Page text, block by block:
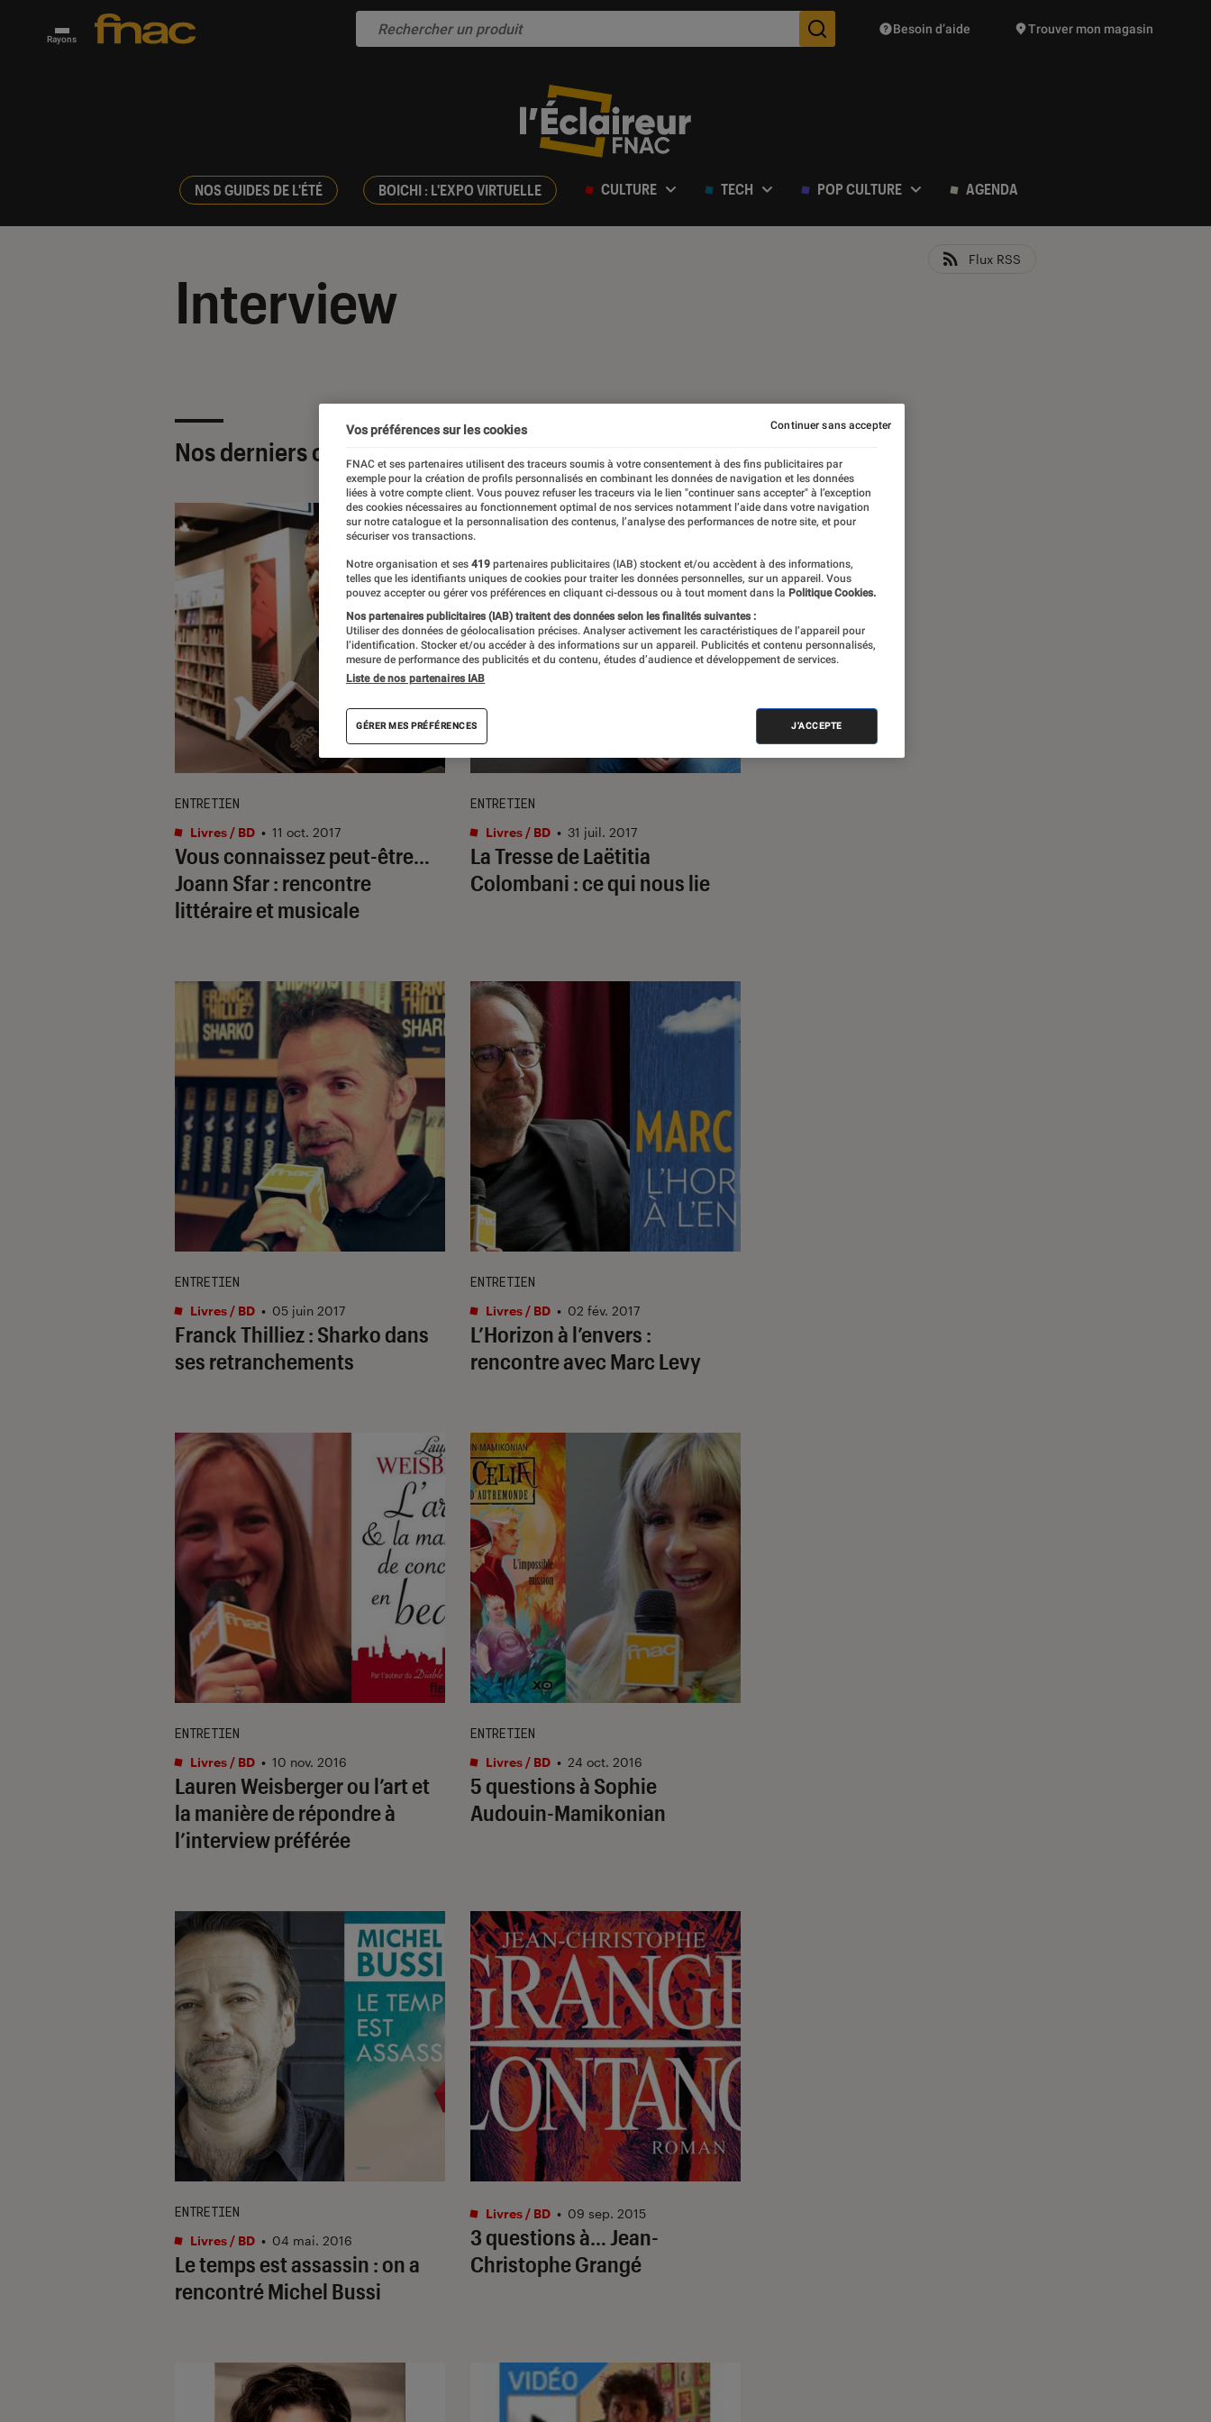
Rayons Des suggestions de produits vont vous être proposées
Besoin d’aide Trouver mon magasin
NOS GUIDES DE L'ÉTÉ BOICHI : L'EXPO VIRTUELLE CULTURE TECH POP CULTURE AGENDA
Interview
Flux RSS
Nos derniers contenus
Vous connaissez peut-être…
Joann Sfar : rencontre
littéraire et musicale
ENTRETIEN
Livres / BD • 11 oct. 2017
La Tresse de Laëtitia
Colombani : ce qui nous lie
ENTRETIEN
Livres / BD • 31 juil. 2017
Franck Thilliez : Sharko dans
ses retranchements
ENTRETIEN
Livres / BD • 05 juin 2017
L’Horizon à l’envers :
rencontre avec Marc Levy
ENTRETIEN
Livres / BD • 02 fév. 2017
Lauren Weisberger ou l’art et
la manière de répondre à
l’interview préférée
ENTRETIEN
Livres / BD • 10 nov. 2016
5 questions à Sophie
Audouin-Mamikonian
ENTRETIEN
Livres / BD • 24 oct. 2016
Le temps est assassin : on a
rencontré Michel Bussi
ENTRETIEN
Livres / BD • 04 mai. 2016
3 questions à… Jean-
Christophe Grangé
Livres / BD • 09 sep. 2015
Vos préférences sur les cookies
FNAC et ses partenaires utilisent des traceurs soumis à votre consentement à des fins publicitaires par
exemple pour la création de profils personnalisés en combinant les données de navigation et les données
liées à votre compte client. Vous pouvez refuser les traceurs via le lien "continuer sans accepter" à l’exception
des cookies nécessaires au fonctionnement optimal de nos services notamment l’aide dans votre navigation
sur notre catalogue et la personnalisation des contenus, l’analyse des performances de notre site, et pour
sécuriser vos transactions.
Notre organisation et ses 419 partenaires publicitaires (IAB) stockent et/ou accèdent à des informations,
telles que les identifiants uniques de cookies pour traiter les données personnelles, sur un appareil. Vous
pouvez accepter ou gérer vos préférences en cliquant ci-dessous ou à tout moment dans la Politique Cookies.
Nos partenaires publicitaires (IAB) traitent des données selon les finalités suivantes :
Utiliser des données de géolocalisation précises. Analyser activement les caractéristiques de l’appareil pour
l’identification. Stocker et/ou accéder à des informations sur un appareil. Publicités et contenu personnalisés,
mesure de performance des publicités et du contenu, études d’audience et développement de services.
Liste de nos partenaires IAB
GÉRER MES PRÉFÉRENCES J'ACCEPTE
Continuer sans accepter